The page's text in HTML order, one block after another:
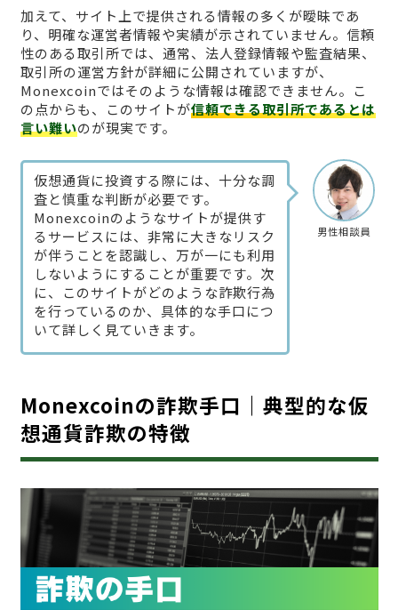
加えて、サイト上で提供される情報の多くが曖昧であ
り、明確な運営者情報や実績が示されていません。信頼
性のある取引所では、通常、法人登録情報や監査結果、
取引所の運営方針が詳細に公開されていますが、
Monexcoinではそのような情報は確認できません。こ
の点からも、このサイトが信頼できる取引所であるとは
言い難いのが現実です。
男性相談員
仮想通貨に投資する際には、十分な調
査と慎重な判断が必要です。
Monexcoinのようなサイトが提供す
るサービスには、非常に大きなリスク
が伴うことを認識し、万が一にも利用
しないようにすることが重要です。次
に、このサイトがどのような詐欺行為
を行っているのか、具体的な手口につ
いて詳しく見ていきます。
Monexcoinの詐欺手口｜典型的な仮
想通貨詐欺の特徴